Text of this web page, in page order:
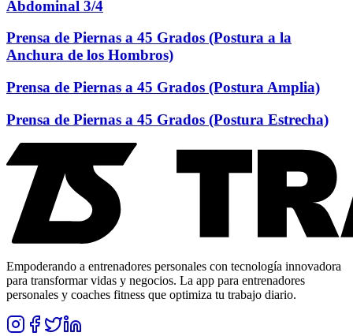
Abdominal 3/4
Prensa de Piernas a 45 Grados (Postura a la
Anchura de los Hombros)
Prensa de Piernas a 45 Grados (Postura Amplia)
Prensa de Piernas a 45 Grados (Postura Estrecha)
Empoderando a entrenadores personales con tecnología innovadora
para transformar vidas y negocios. La app para entrenadores
personales y coaches fitness que optimiza tu trabajo diario.